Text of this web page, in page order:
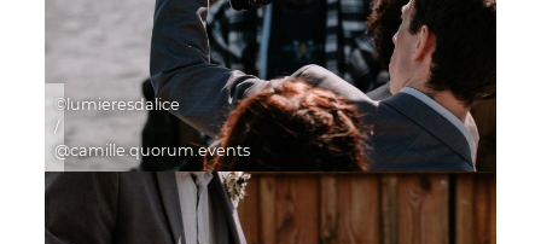
©lumieresdalice
/
@camille.quorum.events